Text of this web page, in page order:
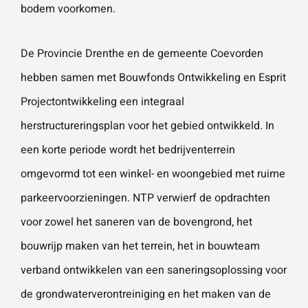
bodem voorkomen.
De Provincie Drenthe en de gemeente Coevorden
hebben samen met Bouwfonds Ontwikkeling en Esprit
Projectontwikkeling een integraal
herstructureringsplan voor het gebied ontwikkeld. In
een korte periode wordt het bedrijventerrein
omgevormd tot een winkel- en woongebied met ruime
parkeervoorzieningen. NTP verwierf de opdrachten
voor zowel het saneren van de bovengrond, het
bouwrijp maken van het terrein, het in bouwteam
verband ontwikkelen van een saneringsoplossing voor
de grondwaterverontreiniging en het maken van de